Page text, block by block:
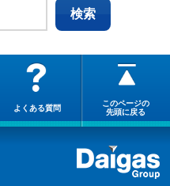
よくある質問
このページの
先頭に戻る